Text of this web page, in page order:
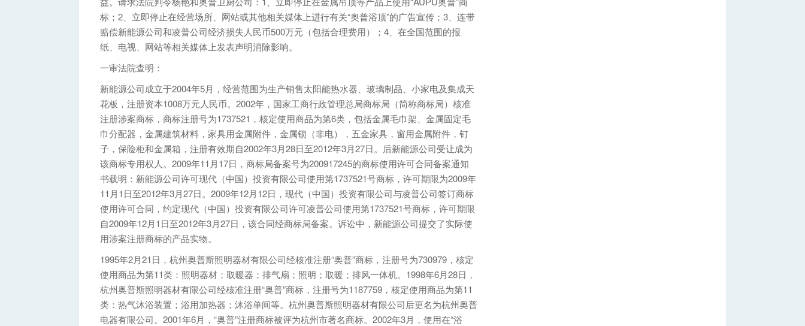
标；2、立即停止在经营场所、网站或其他相关媒体上进行有关“奥普浴顶”的广告宣传；3、连带
赔偿新能源公司和凌普公司经济损失人民币500万元（包括合理费用）；4、在全国范围的报
纸、电视、网站等相关媒体上发表声明消除影响。
一审法院查明：
新能源公司成立于2004年5月，经营范围为生产销售太阳能热水器、玻璃制品、小家电及集成天
花板，注册资本1008万元人民币。2002年，国家工商行政管理总局商标局（简称商标局）核准
注册涉案商标，商标注册号为1737521，核定使用商品为第6类，包括金属毛巾架、金属固定毛
巾分配器，金属建筑材料，家具用金属附件，金属锁（非电），五金家具，窗用金属附件，钉
子，保险柜和金属箱，注册有效期自2002年3月28日至2012年3月27日。后新能源公司受让成为
该商标专用权人。2009年11月17日，商标局备案号为200917245的商标使用许可合同备案通知
书载明：新能源公司许可现代（中国）投资有限公司使用第1737521号商标，许可期限为2009年
11月1日至2012年3月27日。2009年12月12日，现代（中国）投资有限公司与凌普公司签订商标
使用许可合同，约定现代（中国）投资有限公司许可凌普公司使用第1737521号商标，许可期限
自2009年12月1日至2012年3月27日，该合同经商标局备案。诉讼中，新能源公司提交了实际使
用涉案注册商标的产品实物。
1995年2月21日，杭州奥普斯照明器材有限公司经核准注册“奥普”商标，注册号为730979，核定
使用商品为第11类：照明器材；取暖器；排气扇；照明；取暖；排风一体机。1998年6月28日，
杭州奥普斯照明器材有限公司经核准注册“奥普”商标，注册号为1187759，核定使用商品为第11
类：热气沐浴装置；浴用加热器；沐浴单间等。杭州奥普斯照明器材有限公司后更名为杭州奥普
电器有限公司。2001年6月，“奥普”注册商标被评为杭州市著名商标。2002年3月，使用在“浴